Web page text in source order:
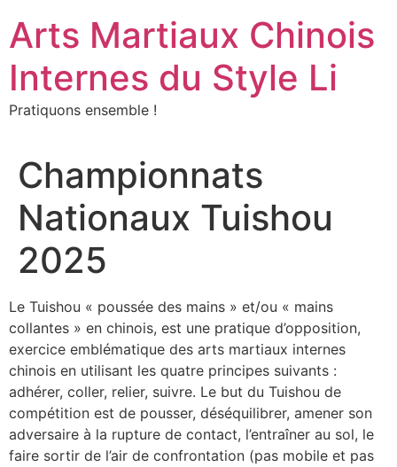
au
contenu
Arts Martiaux Chinois
Internes du Style Li
Pratiquons ensemble !
Championnats
Nationaux Tuishou
2025
Le Tuishou « poussée des mains » et/ou « mains
collantes » en chinois, est une pratique d’opposition,
exercice emblématique des arts martiaux internes
chinois en utilisant les quatre principes suivants :
adhérer, coller, relier, suivre. Le but du Tuishou de
compétition est de pousser, déséquilibrer, amener son
adversaire à la rupture de contact, l’entraîner au sol, le
faire sortir de l’air de confrontation (pas mobile et pas